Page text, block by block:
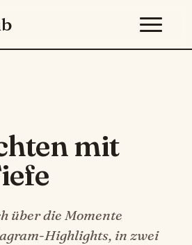
mit
über die Momente
Highlights, in zwei